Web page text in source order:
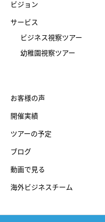
ビジョン
サービス
ビジネス視察ツアー
幼稚園視察ツアー
お客様の声
開催実績
ツアーの予定
ブログ
動画で見る
海外ビジネスチーム